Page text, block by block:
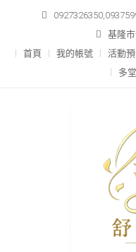
content
基隆
首頁
我的帳號 活動
多